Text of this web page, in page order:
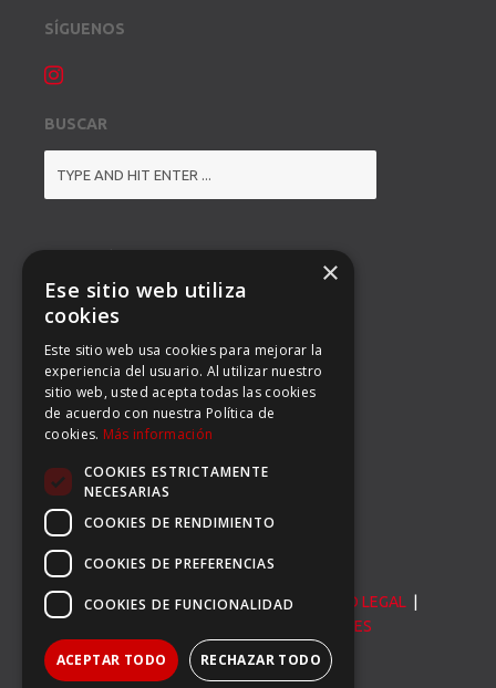
SÍGUENOS
BUSCAR
BALMES 92, 3º 1ª B
08008 BARCELONA
TEL: (34) 93 363 53 97
FAX: (34) 93 396 90 14
EMAIL:INFO@CARSERSPORTS.COM
© Carser Sports S.L. All Rights Reserved. | AVISO LEGAL
POLÍTICA DE COOKIES
×
Ese sitio web utiliza
cookies
Este sitio web usa cookies para mejorar la
experiencia del usuario. Al utilizar nuestro
sitio web, usted acepta todas las cookies
de acuerdo con nuestra Política de
cookies. Más información
COOKIES ESTRICTAMENTE
NECESARIAS
COOKIES DE RENDIMIENTO
COOKIES DE PREFERENCIAS
COOKIES DE FUNCIONALIDAD
ACEPTAR TODO RECHAZAR TODO